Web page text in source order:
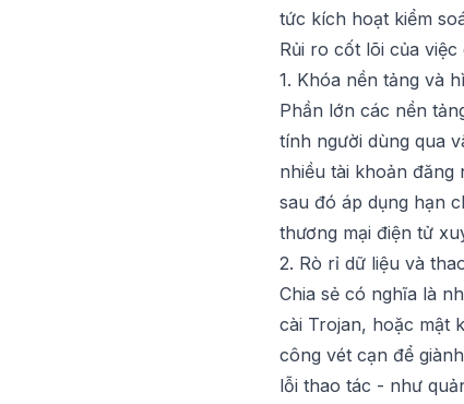
tức kích hoạt kiểm
Rủi ro cốt lõi của việc
1. Khóa nền tảng và
Phần lớn các nền
tính người dùng qua
nhiều tài khoản đăng
sau đó áp dụng hạn
thương mại điện tử
2. Rò rỉ dữ liệu và
Chia sẻ có nghĩa là
cài Trojan, hoặc mật
công vét cạn để
lỗi thao tác - như